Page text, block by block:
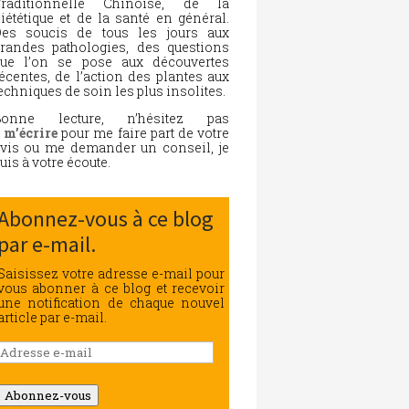
et de la santé en général.
soucis de tous les jours aux
pathologies, des questions
l’on se pose aux découvertes
de l’action des plantes aux
de soin les plus insolites.
lecture, n’hésitez pas
m’écrire pour me faire part de votre
ou me demander un conseil, je
à votre écoute.
vous à ce blog
par e-mail.
votre adresse e-mail pour
abonner à ce blog et recevoir
notification de chaque nouvel
par e-mail.
Abonnez-vous